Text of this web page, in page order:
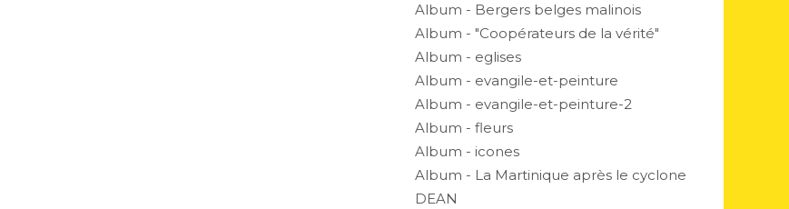
Album - Bergers belges malinois
Album - "Coopérateurs de la vérité"
Album - eglises
Album - evangile-et-peinture
Album - evangile-et-peinture-2
Album - fleurs
Album - icones
Album - La Martinique après le cyclone
DEAN